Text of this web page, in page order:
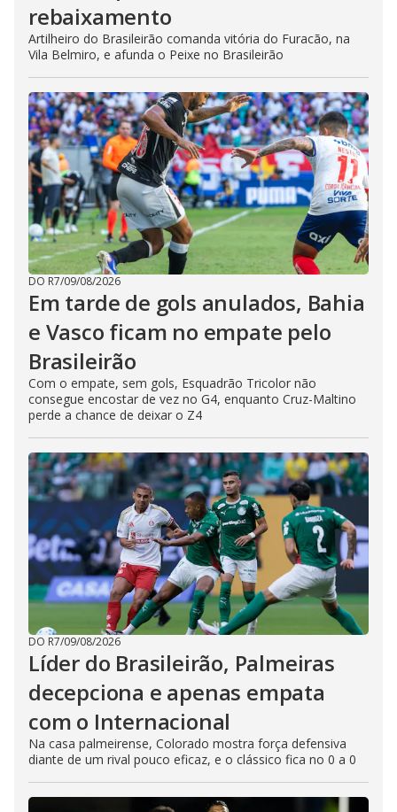
rebaixamento
Artilheiro do Brasileirão comanda vitória do Furacão, na
Vila Belmiro, e afunda o Peixe no Brasileirão
DO R7/09/08/2026
Em tarde de gols anulados, Bahia
e Vasco ficam no empate pelo
Brasileirão
Com o empate, sem gols, Esquadrão Tricolor não
consegue encostar de vez no G4, enquanto Cruz-Maltino
perde a chance de deixar o Z4
DO R7/09/08/2026
Líder do Brasileirão, Palmeiras
decepciona e apenas empata
com o Internacional
Na casa palmeirense, Colorado mostra força defensiva
diante de um rival pouco eficaz, e o clássico fica no 0 a 0